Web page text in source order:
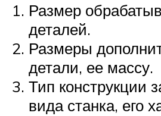
Размер
деталей.
Размеры
детали, ее массу.
Тип конструкции
вида станка, его